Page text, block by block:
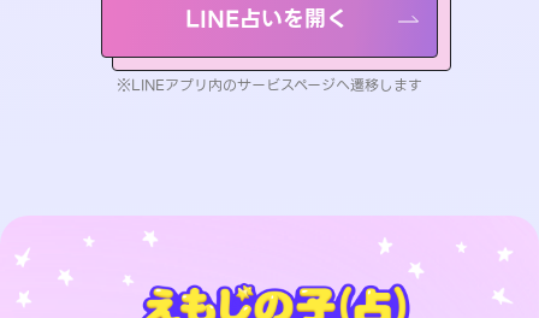
LINE占いを開く
※LINEアプリ内のサービスページへ遷移します